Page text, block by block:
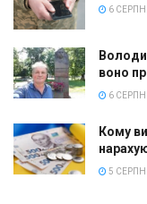
6
воно
6
Кому
5